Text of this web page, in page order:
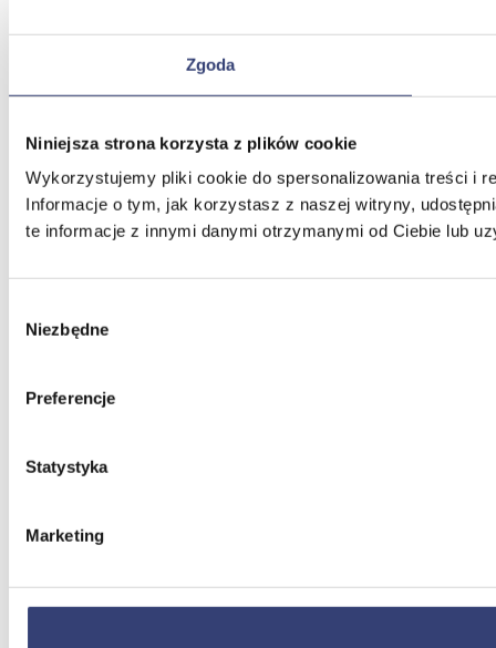
Zgoda
Niniejsza strona korzysta z plików cookie
Wykorzystujemy pliki cookie do spersonalizowania treści i
Informacje o tym, jak korzystasz z naszej witryny,
te informacje z innymi danymi otrzymanymi od Ciebie lub
zgody
Niezbędne
Preferencje
Statystyka
Marketing